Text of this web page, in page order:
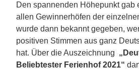
Den spannenden Höhepunkt gab
allen Gewinnerhöfen der
wurde dann bekannt gegeben,
positiven Stimmen aus ganz
hat. Über die Auszeichnung
Beliebtester Ferienhof 2021“